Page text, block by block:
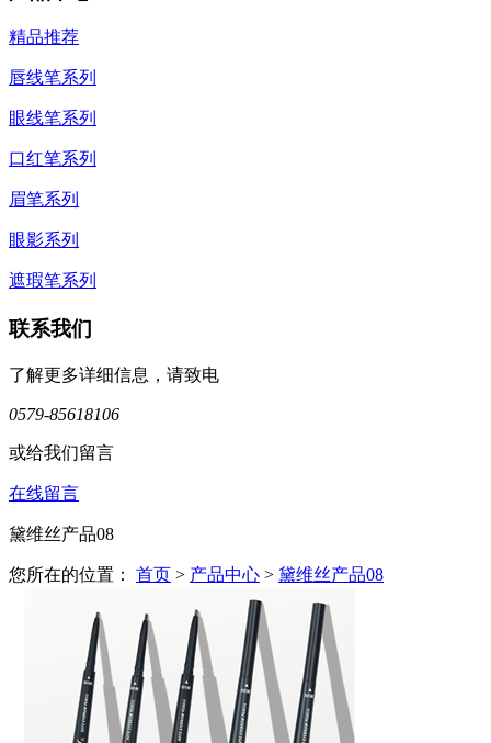
精品推荐
唇线笔系列
眼线笔系列
口红笔系列
眉笔系列
眼影系列
遮瑕笔系列
联系我们
了解更多详细信息，请致电
0579-85618106
或给我们留言
在线留言
黛维丝产品08
您所在的位置： 首页 > 产品中心 > 黛维丝产品08